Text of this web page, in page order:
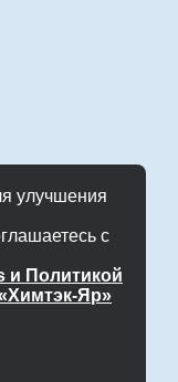
улучшения
с
и Политикой
Яр»